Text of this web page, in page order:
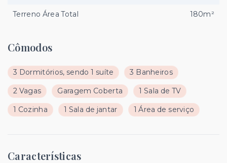
Cômodos
3 Dormitórios, sendo 1 suíte 3 Banheiros
2 Vagas Garagem Coberta 1 Sala de TV
1 Cozinha 1 Sala de jantar 1 Área de serviço
Características
Terreno Área Total 180m²